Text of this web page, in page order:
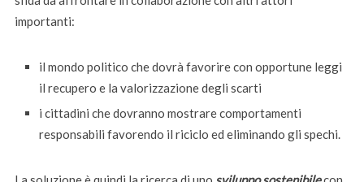
importanti:
il mondo politico che dovrà favorire con opportune leggi
il recupero e la valorizzazione degli scarti
i cittadini che dovranno mostrare comportamenti
responsabili favorendo il riciclo ed eliminando gli spechi.